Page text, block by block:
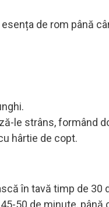
de rom până
le strâns, formând
hârtie de copt.
în tavă timp de 30
50 de minute, până